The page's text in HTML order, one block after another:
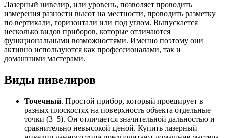
Лазерный нивелир, или уровень, позволяет проводить
измерения разности высот на местности, проводить разметку
по вертикали, горизонтали или под углом. Выпускается
несколько видов приборов, которые отличаются
функциональными возможностями. Именно поэтому они
активно используются как профессионалами, так и
домашними мастерами.
Виды нивелиров
Точечный. Простой прибор, который проецирует в
разных плоскостях на поверхность объекта отдельные
точки (3–5). Он отличается значительной дальностью и
сравнительно невысокой ценой. Купить лазерный